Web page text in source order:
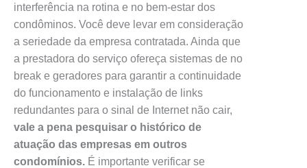
interferência na rotina e no bem-estar dos
condôminos. Você deve levar em consideração
a seriedade da empresa contratada. Ainda que
a prestadora do serviço ofereça sistemas de no
break e geradores para garantir a continuidade
do funcionamento e instalação de links
redundantes para o sinal de Internet não cair,
vale a pena pesquisar o histórico de
atuação das empresas em outros
condomínios. É importante verificar se